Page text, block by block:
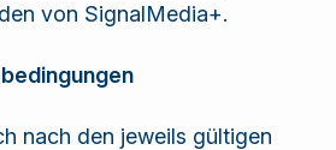
von SignalMedia+.
nach den jeweils gültigen